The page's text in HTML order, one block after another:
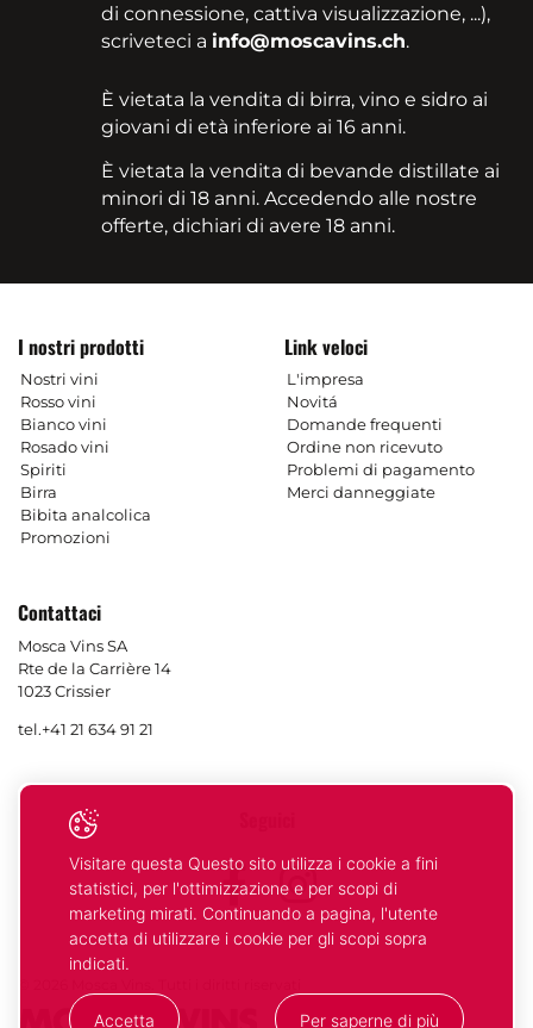
di connessione, cattiva visualizzazione, ...),
scriveteci a info@moscavins.ch.
È vietata la vendita di birra, vino e sidro ai
giovani di età inferiore ai 16 anni.
È vietata la vendita di bevande distillate ai
minori di 18 anni. Accedendo alle nostre
offerte, dichiari di avere 18 anni.
I nostri prodotti
Nostri vini
Rosso vini
Bianco vini
Rosado vini
Spiriti
Birra
Bibita analcolica
Promozioni
Link veloci
L'impresa
Novitá
Domande frequenti
Ordine non ricevuto
Problemi di pagamento
Merci danneggiate
Contattaci
Mosca Vins SA
Rte de la Carrière 14
1023 Crissier
tel.+41 21 634 91 21
Facebook
Instagram
Visitare questa Questo sito utilizza i cookie a fini
statistici, per l'ottimizzazione e per scopi di
marketing mirati. Continuando a pagina, l'utente
accetta di utilizzare i cookie per gli scopi sopra
indicati.
Accetta Per saperne di più